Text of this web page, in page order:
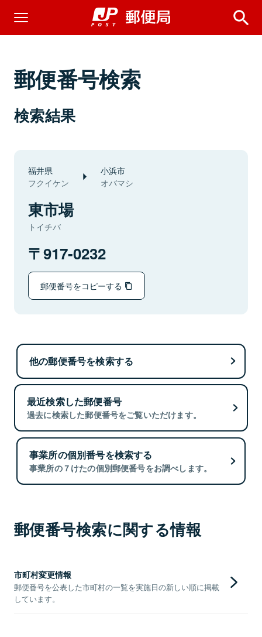
郵便番号検索
検索結果
福井県
フクイケン
小浜市
オバマシ
東市場
トイチバ
917-0232
郵便番号をコピーする
他の郵便番号を検索する
最近検索した郵便番号
過去に検索した郵便番号をご覧いただけます。
事業所の個別番号を検索する
事業所の７けたの個別郵便番号をお調べします。
郵便番号検索に関する情報
市町村変更情報
郵便番号を公表した市町村の一覧を実施日の新しい順に掲載
しています。